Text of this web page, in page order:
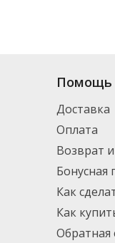
. В
в корзину для
постоянных
Помощь
Доставка
Оплата
Возврат
Бонусная
Как
Как
Обратная